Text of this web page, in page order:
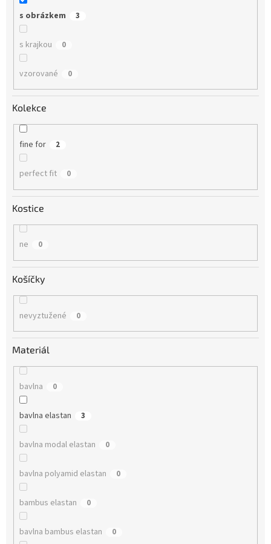
s obrázkem 3
s krajkou 0
vzorované 0
Kolekce
fine for 2
perfect fit 0
Kostice
ne 0
Košíčky
nevyztužené 0
Materiál
bavlna 0
bavlna elastan 3
bavlna modal elastan 0
bavlna polyamid elastan 0
bambus elastan 0
bavlna bambus elastan 0